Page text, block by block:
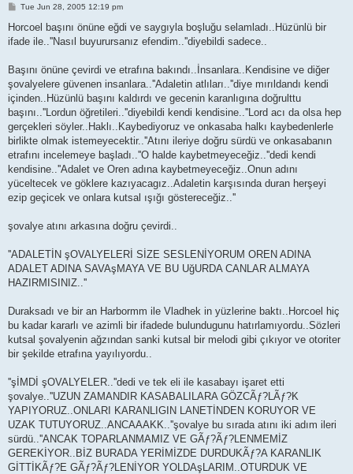
P
s
Tue Jun 28, 2005 12:19 pm
Horcoel başını önüne eğdi ve saygıyla boşluğu selamladı..Hüzünlü bir
ifade ile..''Nasıl buyurursanız efendim..''diyebildi sadece..
Başını önüne çevirdi ve etrafına bakındı..İnsanlara..Kendisine ve diğer
şovalyelere güvenen insanlara..''Adaletin atlıları..''diye mırıldandı kendi
içinden..Hüzünlü başını kaldırdı ve gecenin karanlıgına doğrulttu
başını..''Lordun öğretileri..''diyebildi kendi kendisine..''Lord acı da olsa hep
gerçekleri söyler..Haklı..Kaybediyoruz ve onkasaba halkı kaybedenlerle
birlikte olmak istemeyecektir..''Atını ileriye doğru sürdü ve onkasabanın
etrafını incelemeye başladı..''O halde kaybetmeyeceğiz..''dedi kendi
kendisine..''Adalet ve Oren adına kaybetmeyeceğiz..Onun adını
yüceltecek ve göklere kazıyacagız..Adaletin karşısında duran herşeyi
ezip geçicek ve onlara kutsal ışığı göstereceğiz..''
şovalye atını arkasına doğru çevirdi..
''ADALETİN şOVALYELERİ SİZE SESLENİYORUM OREN ADINA
ADALET ADINA SAVAşMAYA VE BU UğURDA CANLAR ALMAYA
HAZIRMISINIZ..''
Duraksadı ve bir an Harbormm ile Vladhek in yüzlerine baktı..Horcoel hiç
bu kadar kararlı ve azimli bir ifadede bulundugunu hatırlamıyordu..Sözleri
kutsal şovalyenin ağzından sanki kutsal bir melodi gibi çıkıyor ve otoriter
bir şekilde etrafına yayılıyordu..
''şİMDİ şOVALYELER..''dedi ve tek eli ile kasabayı işaret etti
şovalye..''UZUN ZAMANDIR KASABALILARA GÖZCÃƒ?LÃƒ?K
YAPIYORUZ..ONLARI KARANLIGIN LANETİNDEN KORUYOR VE
UZAK TUTUYORUZ..ANCAAAKK..''şovalye bu sırada atını iki adım ileri
sürdü..''ANCAK TOPARLANMAMIZ VE GÃƒ?Ãƒ?LENMEMİZ
GEREKİYOR..BİZ BURADA YERİMİZDE DURDUKÃƒ?A KARANLIK
GİTTİKÃƒ?E GÃƒ?Ãƒ?LENİYOR YOLDAşLARIM..OTURDUK VE